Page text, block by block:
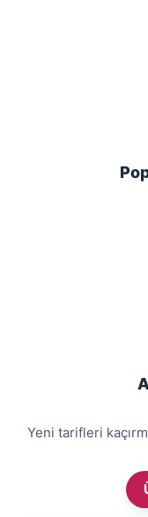
Yeni tarifleri